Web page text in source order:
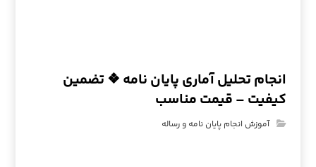
انجام تحلیل آماری پایان نامه ❖ تضمین
کیفیت – قیمت مناسب
آموزش انجام پایان نامه و رساله